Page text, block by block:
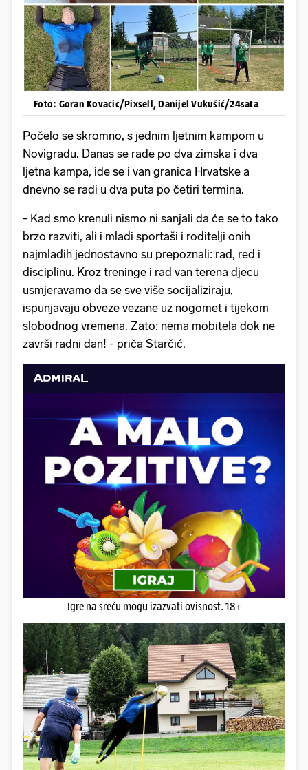
Foto: Goran Kovacic/Pixsell, Danijel Vukušić/24sata
Počelo se skromno, s jednim ljetnim kampom u
Novigradu. Danas se rade po dva zimska i dva
ljetna kampa, ide se i van granica Hrvatske a
dnevno se radi u dva puta po četiri termina.
- Kad smo krenuli nismo ni sanjali da će se to tako
brzo razviti, ali i mladi sportaši i roditelji onih
najmlađih jednostavno su prepoznali: rad, red i
disciplinu. Kroz treninge i rad van terena djecu
usmjeravamo da se sve više socijaliziraju,
ispunjavaju obveze vezane uz nogomet i tijekom
slobodnog vremena. Zato: nema mobitela dok ne
završi radni dan! - priča Starčić.
Igre na sreću mogu izazvati ovisnost. 18+